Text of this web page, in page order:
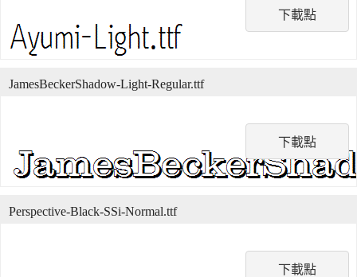
下載點
下載點
JamesBeckerShadow-Light-Regular.ttf
下載點
Perspective-Black-SSi-Normal.ttf